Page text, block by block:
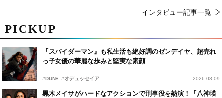
PICKUP
『スパイダーマン』も私生活も絶好調のゼンデイヤ、超売れ
っ子女優の華麗な歩みと堅実な素顔
#DUNE #オデュッセイア 2026.08.09
黒木メイサがハードなアクションで刑事役を熱演！『八神瑛
インタビュー記事一覧